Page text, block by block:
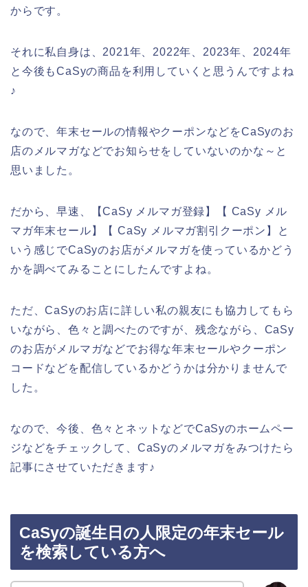
からです。
それに私自身は、2021年、2022年、2023年、2024年
と今後もCaSyの商品を利用していくと思うんですよね
♪
なので、年末セールの情報やクーポンなどをCaSyのお
店のメルマガなどでお知らせをしていないのかな～と
思いました。
だから、早速、【CaSy メルマガ登録】【 CaSy メル
マガ年末セール】【 CaSy メルマガ割引クーポン】と
いう感じでCaSyのお店がメルマガを使っているかどう
かを調べてみることにしたんですよね。
ただ、CaSyのお店に詳しい私の親友にも協力してもら
いながら、色々と調べたのですが、残念ながら、CaSy
のお店がメルマガなどでお得な年末セールやクーポン
コードなどを配信しているかどうかは分かりませんで
した。
なので、今後、色々とネットなどでCaSyのホームペー
ジなどをチェックして、CaSyのメルマガをみつけたら
記事にさせていただきます♪
CaSyの誕生日の人限定の年末セール
を検索している方へ